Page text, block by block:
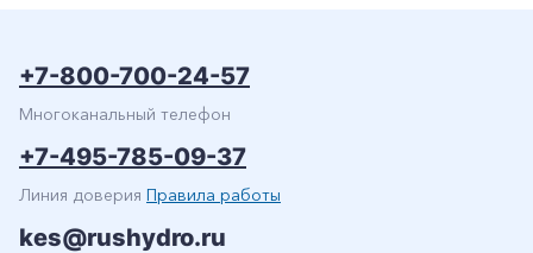
+7-800-700-24-57
Многоканальный телефон
+7-495-785-09-37
Линия доверия Правила работы
kes@rushydro.ru